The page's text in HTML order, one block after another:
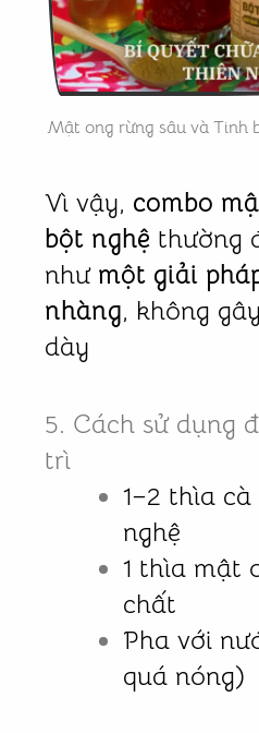
Mật ong rừng sâu và Tinh
Vì vậy, combo
bột nghệthường
như một giải
nhàng, không
dày
5. Cách sử dụng
trì
1–2 thìa
nghệ
1 thìa mật
chất
Pha với
quá nóng)